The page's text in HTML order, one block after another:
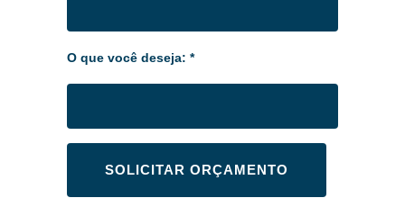
O que você deseja: *